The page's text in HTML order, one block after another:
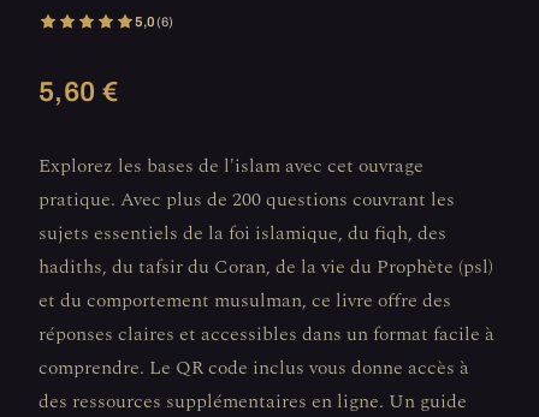
5,0(6)
5,60 €
Explorez les bases de l'islam avec cet ouvrage
pratique. Avec plus de 200 questions couvrant les
sujets essentiels de la foi islamique, du fiqh, des
hadiths, du tafsir du Coran, de la vie du Prophète (psl)
et du comportement musulman, ce livre offre des
réponses claires et accessibles dans un format facile à
comprendre. Le QR code inclus vous donne accès à
des ressources supplémentaires en ligne. Un guide